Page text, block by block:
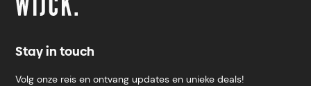
Stay in touch
Volg onze reis en ontvang updates en unieke deals!